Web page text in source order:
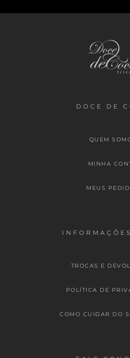
DOCE DE
QUEM
MINHA
MEUS
TROCAS E
POLÍTICA DE
COMO CUIDAR DO